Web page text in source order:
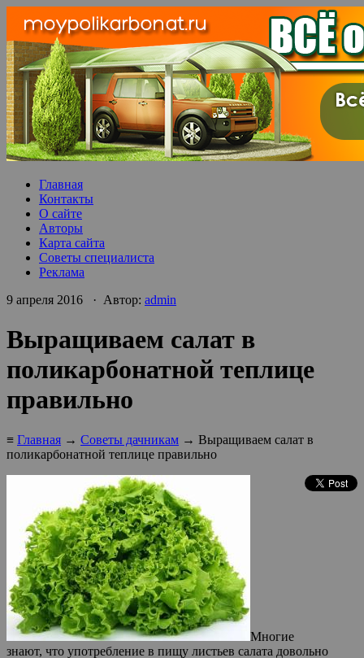
Главная
Контакты
О сайте
Авторы
Карта сайта
Советы специалиста
Реклама
9 апреля 2016 · Автор: admin
Выращиваем салат в
поликарбонатной теплице
правильно
≡ Главная → Советы дачникам → Выращиваем салат в
поликарбонатной теплице правильно
Многие
знают, что употребление в пищу листьев салата довольно